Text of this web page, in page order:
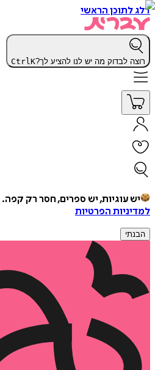
דלג לתוכן הראשי
רוצה לבדוק מה יש לנו להציע לך? CtrlK
יש עוגיות, יש ספרים, חסר רק קפה.
למדיניות הפרטיות
הבנתי